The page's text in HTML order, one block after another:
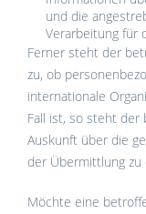
und die
Verarbeitung für
Ferner steht der
zu, ob
internationale
Fall ist, so steht der
Auskunft über die
der Übermittlung zu
Möchte eine